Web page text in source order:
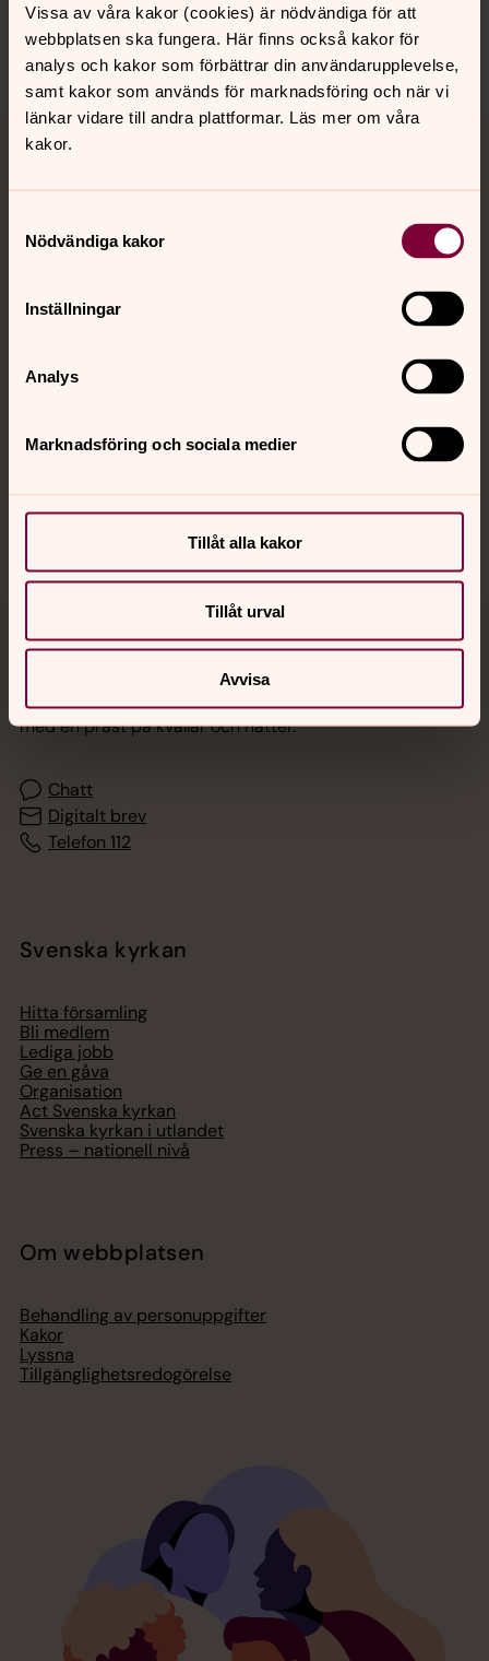
Vissa av våra kakor (cookies) är nödvändiga för att
webbplatsen ska fungera. Här finns också kakor för
analys och kakor som förbättrar din användarupplevelse,
samt kakor som används för marknadsföring och när vi
länkar vidare till andra plattformar. Läs mer om våra
kakor.
Nödvändiga kakor
Inställningar
Analys
Marknadsföring och sociala medier
Tillåt alla kakor
Tillåt urval
Avvisa
bro.forsamling@svenskakyrkan.se
Dela
Tillbaka till toppen
Tillbaka till innehållet
Kontakt
Kalender
Jourhavande präst
Akut samtals- och krisstöd. Prata eller chatta anonymt
med en präst på kvällar och nätter.
Chatt
Digitalt brev
Telefon 112
Svenska kyrkan
Hitta församling
Bli medlem
Lediga jobb
Ge en gåva
Organisation
Act Svenska kyrkan
Svenska kyrkan i utlandet
Press – nationell nivå
Om webbplatsen
Behandling av personuppgifter
Kakor
Lyssna
Tillgänglighetsredogörelse